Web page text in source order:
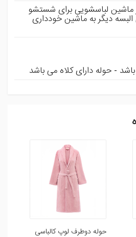
ماشین لباسشویی برای شستشو
البسه دیگر به ماشین خودداری
- حوله دارای کلاه می باشد
خود ما را در بهبود محصولات
حوله دوطرف لوپ کالباسی